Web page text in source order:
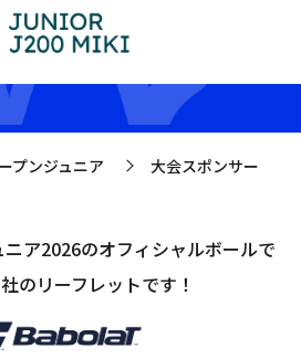
プンジュニア >
大会スポンサー
ア2026のオフィシャルボールで
のリーフレットです！